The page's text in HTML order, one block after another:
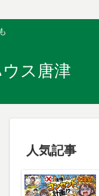
ス唐津
人気記事